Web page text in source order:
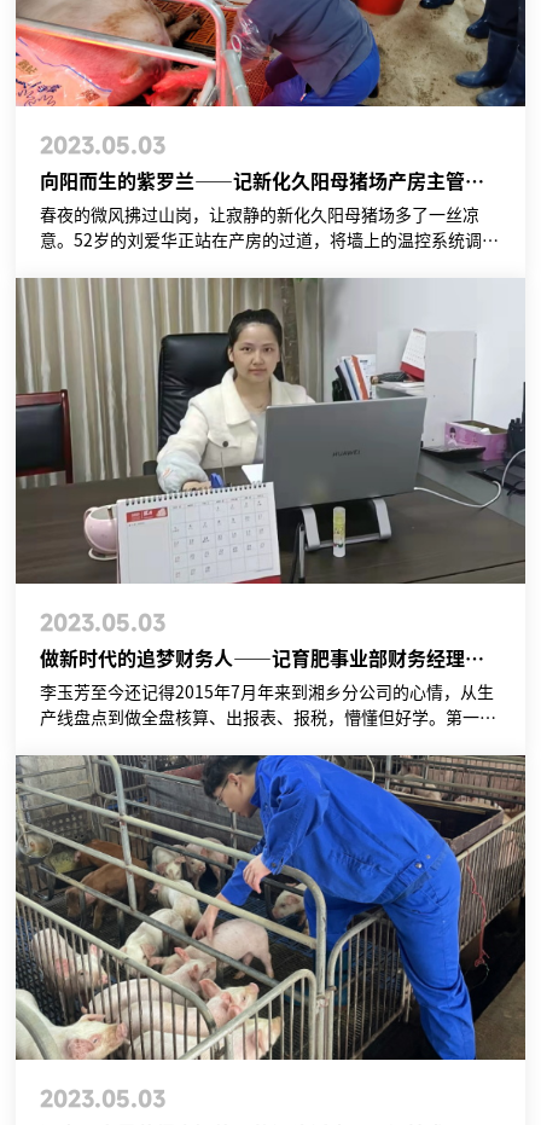
2023.05.03
向阳而生的紫罗兰——记新化久阳母猪场产房主管刘爱华
春夜的微风拂过山岗，让寂静的新化久阳母猪场多了一丝凉
意。52岁的刘爱华正站在产房的过道，将墙上的温控系统调节
活完这一切，她便结束了今天的最后一次巡栏，能够脱下脚上
略显笨重的胶鞋……
2023.05.03
做新时代的追梦财务人——记育肥事业部财务经理李玉芳
李玉芳至今还记得2015年7月年来到湘乡分公司的心情，从生
产线盘点到做全盘核算、出报表、报税，懵懂但好学。第一次
次来到耒阳参加年度预算编制培训，认真听着其他会计部负责
人娴熟自信的发言时心生佩服；第一次编制养殖发展部农户代
养和租赁场合并报表，逐渐熟悉整个业务框架时的细致认
真……
2023.05.03